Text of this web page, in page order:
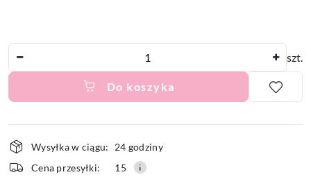
szt.
Do koszyka
i
dostawa
Wysyłka w ciągu:
24 godziny
Cena przesyłki:
15